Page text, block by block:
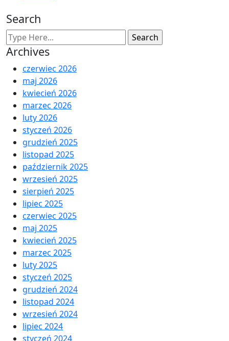
Search
Archives
czerwiec 2026
maj 2026
kwiecień 2026
marzec 2026
luty 2026
styczeń 2026
grudzień 2025
listopad 2025
październik 2025
wrzesień 2025
sierpień 2025
lipiec 2025
czerwiec 2025
maj 2025
kwiecień 2025
marzec 2025
luty 2025
styczeń 2025
grudzień 2024
listopad 2024
wrzesień 2024
lipiec 2024
styczeń 2024